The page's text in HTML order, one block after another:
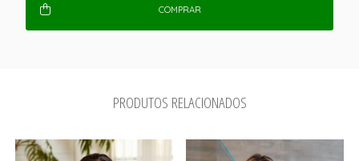
COMPRAR
PRODUTOS RELACIONADOS